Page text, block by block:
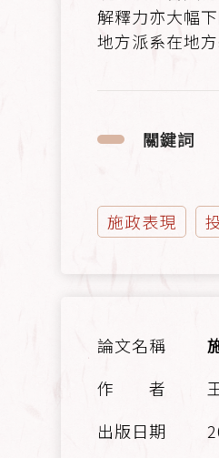
解釋力亦大幅
地方派系在地
關鍵詞
施政表現